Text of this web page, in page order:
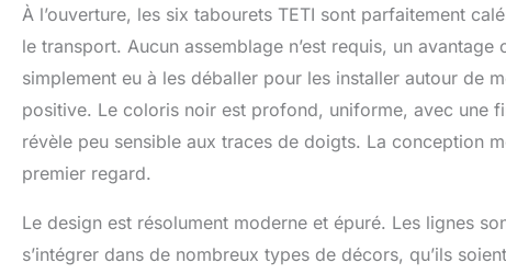
À l’ouverture, les six tabourets TETI sont parfaitement
le transport. Aucun assemblage n’est requis, un
simplement eu à les déballer pour les installer autour de
positive. Le coloris noir est profond, uniforme, avec une
révèle peu sensible aux traces de doigts. La conception
premier regard.
Le design est résolument moderne et épuré. Les lignes
s’intégrer dans de nombreux types de décors, qu’ils